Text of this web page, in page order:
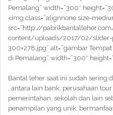
Pemalang” width=”300″
<img class=”alignnone size-
src=”http://
content/uploads/2017/02/slider-
300×278.jpg” alt=”gambar
di Pemalang” width=”300″
Bantal leher saat ini sudah sering
, antara lain bank, perusahaan
pemerintahan, sekolah dan lain
penampilan yang unik,